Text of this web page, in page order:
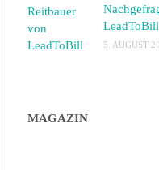
LeadToBill
5. AUGUST
MAGAZIN